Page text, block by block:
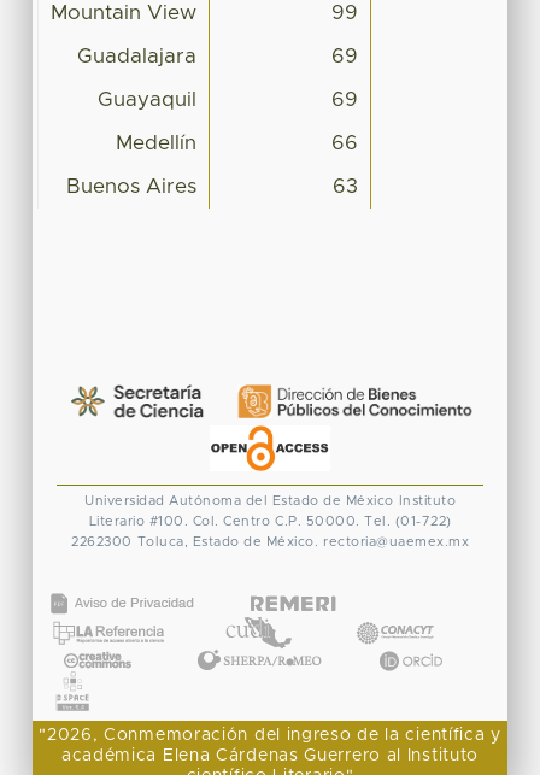
Mountain View 99
Guadalajara 69
Guayaquil 69
Medellín 66
Buenos Aires 63
Universidad Autónoma del Estado de México
Instituto
Literario #100. Col. Centro C.P. 50000. Tel. (01-722)
2262300 Toluca, Estado de México. rectoria@uaemex.mx
"2026, Conmemoración del ingreso de la científica y
académica Elena Cárdenas Guerrero al Instituto